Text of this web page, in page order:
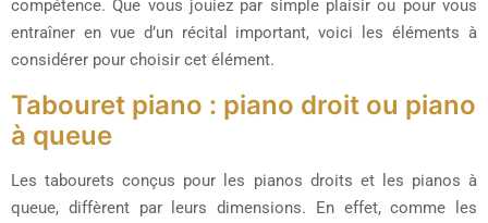
compétence. Que vous jouiez par simple plaisir ou pour vous
entraîner en vue d’un récital important, voici les éléments à
considérer pour choisir cet élément.
Tabouret piano : piano droit ou piano
à queue
Les tabourets conçus pour les pianos droits et les pianos à
queue, diffèrent par leurs dimensions. En effet, comme les